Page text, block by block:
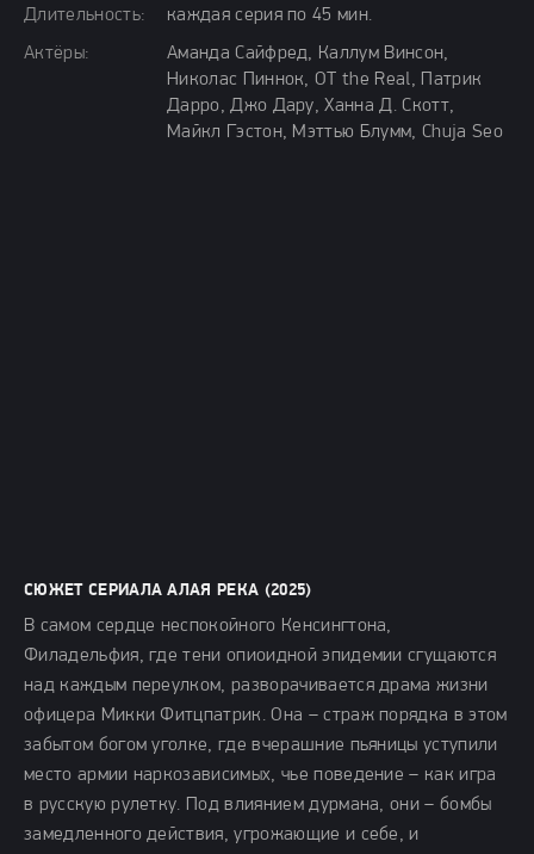
Длительность:
каждая серия по 45 мин.
Актёры:
Аманда Сайфред, Каллум Винсон,
Николас Пиннок, OT the Real, Патрик
Дарро, Джо Дару, Ханна Д. Скотт,
Майкл Гэстон, Мэттью Блумм, Chuja Seo
СЮЖЕТ СЕРИАЛА АЛАЯ РЕКА (2025)
В самом сердце неспокойного Кенсингтона,
Филадельфия, где тени опиоидной эпидемии сгущаются
над каждым переулком, разворачивается драма жизни
офицера Микки Фитцпатрик. Она – страж порядка в этом
забытом богом уголке, где вчерашние пьяницы уступили
место армии наркозависимых, чье поведение – как игра
в русскую рулетку. Под влиянием дурмана, они – бомбы
замедленного действия, угрожающие и себе, и